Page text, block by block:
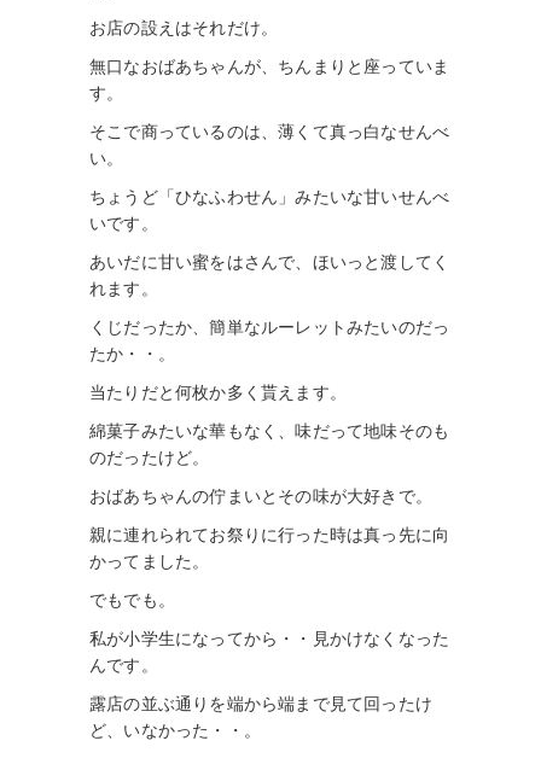
お店の設えはそれだけ。
無口なおばあちゃんが、ちんまりと座っていま
す。
そこで商っているのは、薄くて真っ白なせんべ
い。
ちょうど「ひなふわせん」みたいな甘いせんべ
いです。
あいだに甘い蜜をはさんで、ほいっと渡してく
れます。
くじだったか、簡単なルーレットみたいのだっ
たか・・。
当たりだと何枚か多く貰えます。
綿菓子みたいな華もなく、味だって地味そのも
のだったけど。
おばあちゃんの佇まいとその味が大好きで。
親に連れられてお祭りに行った時は真っ先に向
かってました。
でもでも。
私が小学生になってから・・見かけなくなった
んです。
露店の並ぶ通りを端から端まで見て回ったけ
ど、いなかった・・。